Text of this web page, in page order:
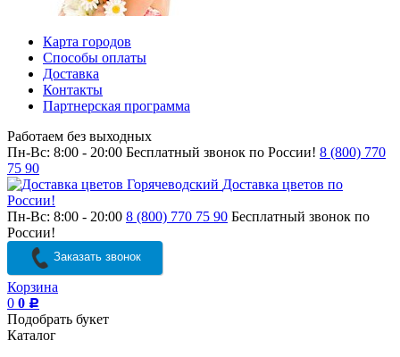
Карта городов
Способы оплаты
Доставка
Контакты
Партнерская программа
Работаем без выходных
Пн-Вс: 8:00 - 20:00 Бесплатный звонок по России! 8 (800) 770
75 90
Доставка цветов по
России!
Пн-Вс: 8:00 - 20:00 8 (800) 770 75 90 Бесплатный звонок по
России!
Заказать звонок
Корзина
0 0 Р
Подобрать букет
Каталог